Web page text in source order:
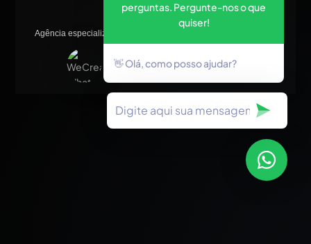
reservados.
Agência especializada em SEO, criação de sites, tráfego pago e
perguntas. Pergunte-nos o que
quiser!
👋 Olá, como posso ajudar?